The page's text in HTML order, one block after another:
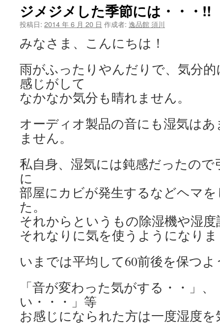
ジメジメした季節には・・・!!
投稿日: 2014 年 6 月 20 日 作成者: 逸品館 須川
みなさま、こんにちは！
雨がふったりやんだりで、気分
感じがして
なかなか気分も晴れません。
オーディオ製品の音にも湿気は
ません。
私自身、湿気には鈍感だったの
に
部屋にカビが発生するなどヘマ
た。
それからというもの除湿機や湿
それなりに気を使うようになり
いまでは平均して60前後を保つ
「音が変わった気がする・・」
い・・・」等
お感じになられた方は一度湿度